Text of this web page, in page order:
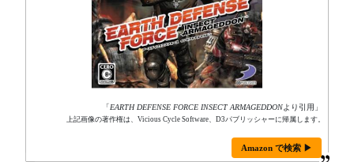
「EARTH DEFENSE FORCE INSECT ARMAGEDDONより引用」
上記画像の著作権は、Vicious Cycle Software、D3パブリッシャーに帰属します。
Amazon で検索 ▶